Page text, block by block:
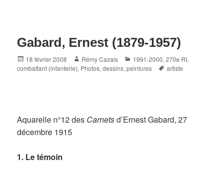
Gabard, Ernest (1879-1957)
Posted
on
18 février 2008 Author
Rémy Cazals Categories
1991-2000,270e RI,
combattant (infanterie), Photos, dessins, peintures Tags
artiste
Aquarelle n°12 des Carnetsd’Ernest Gabard, 27
décembre 1915
1. Le témoin